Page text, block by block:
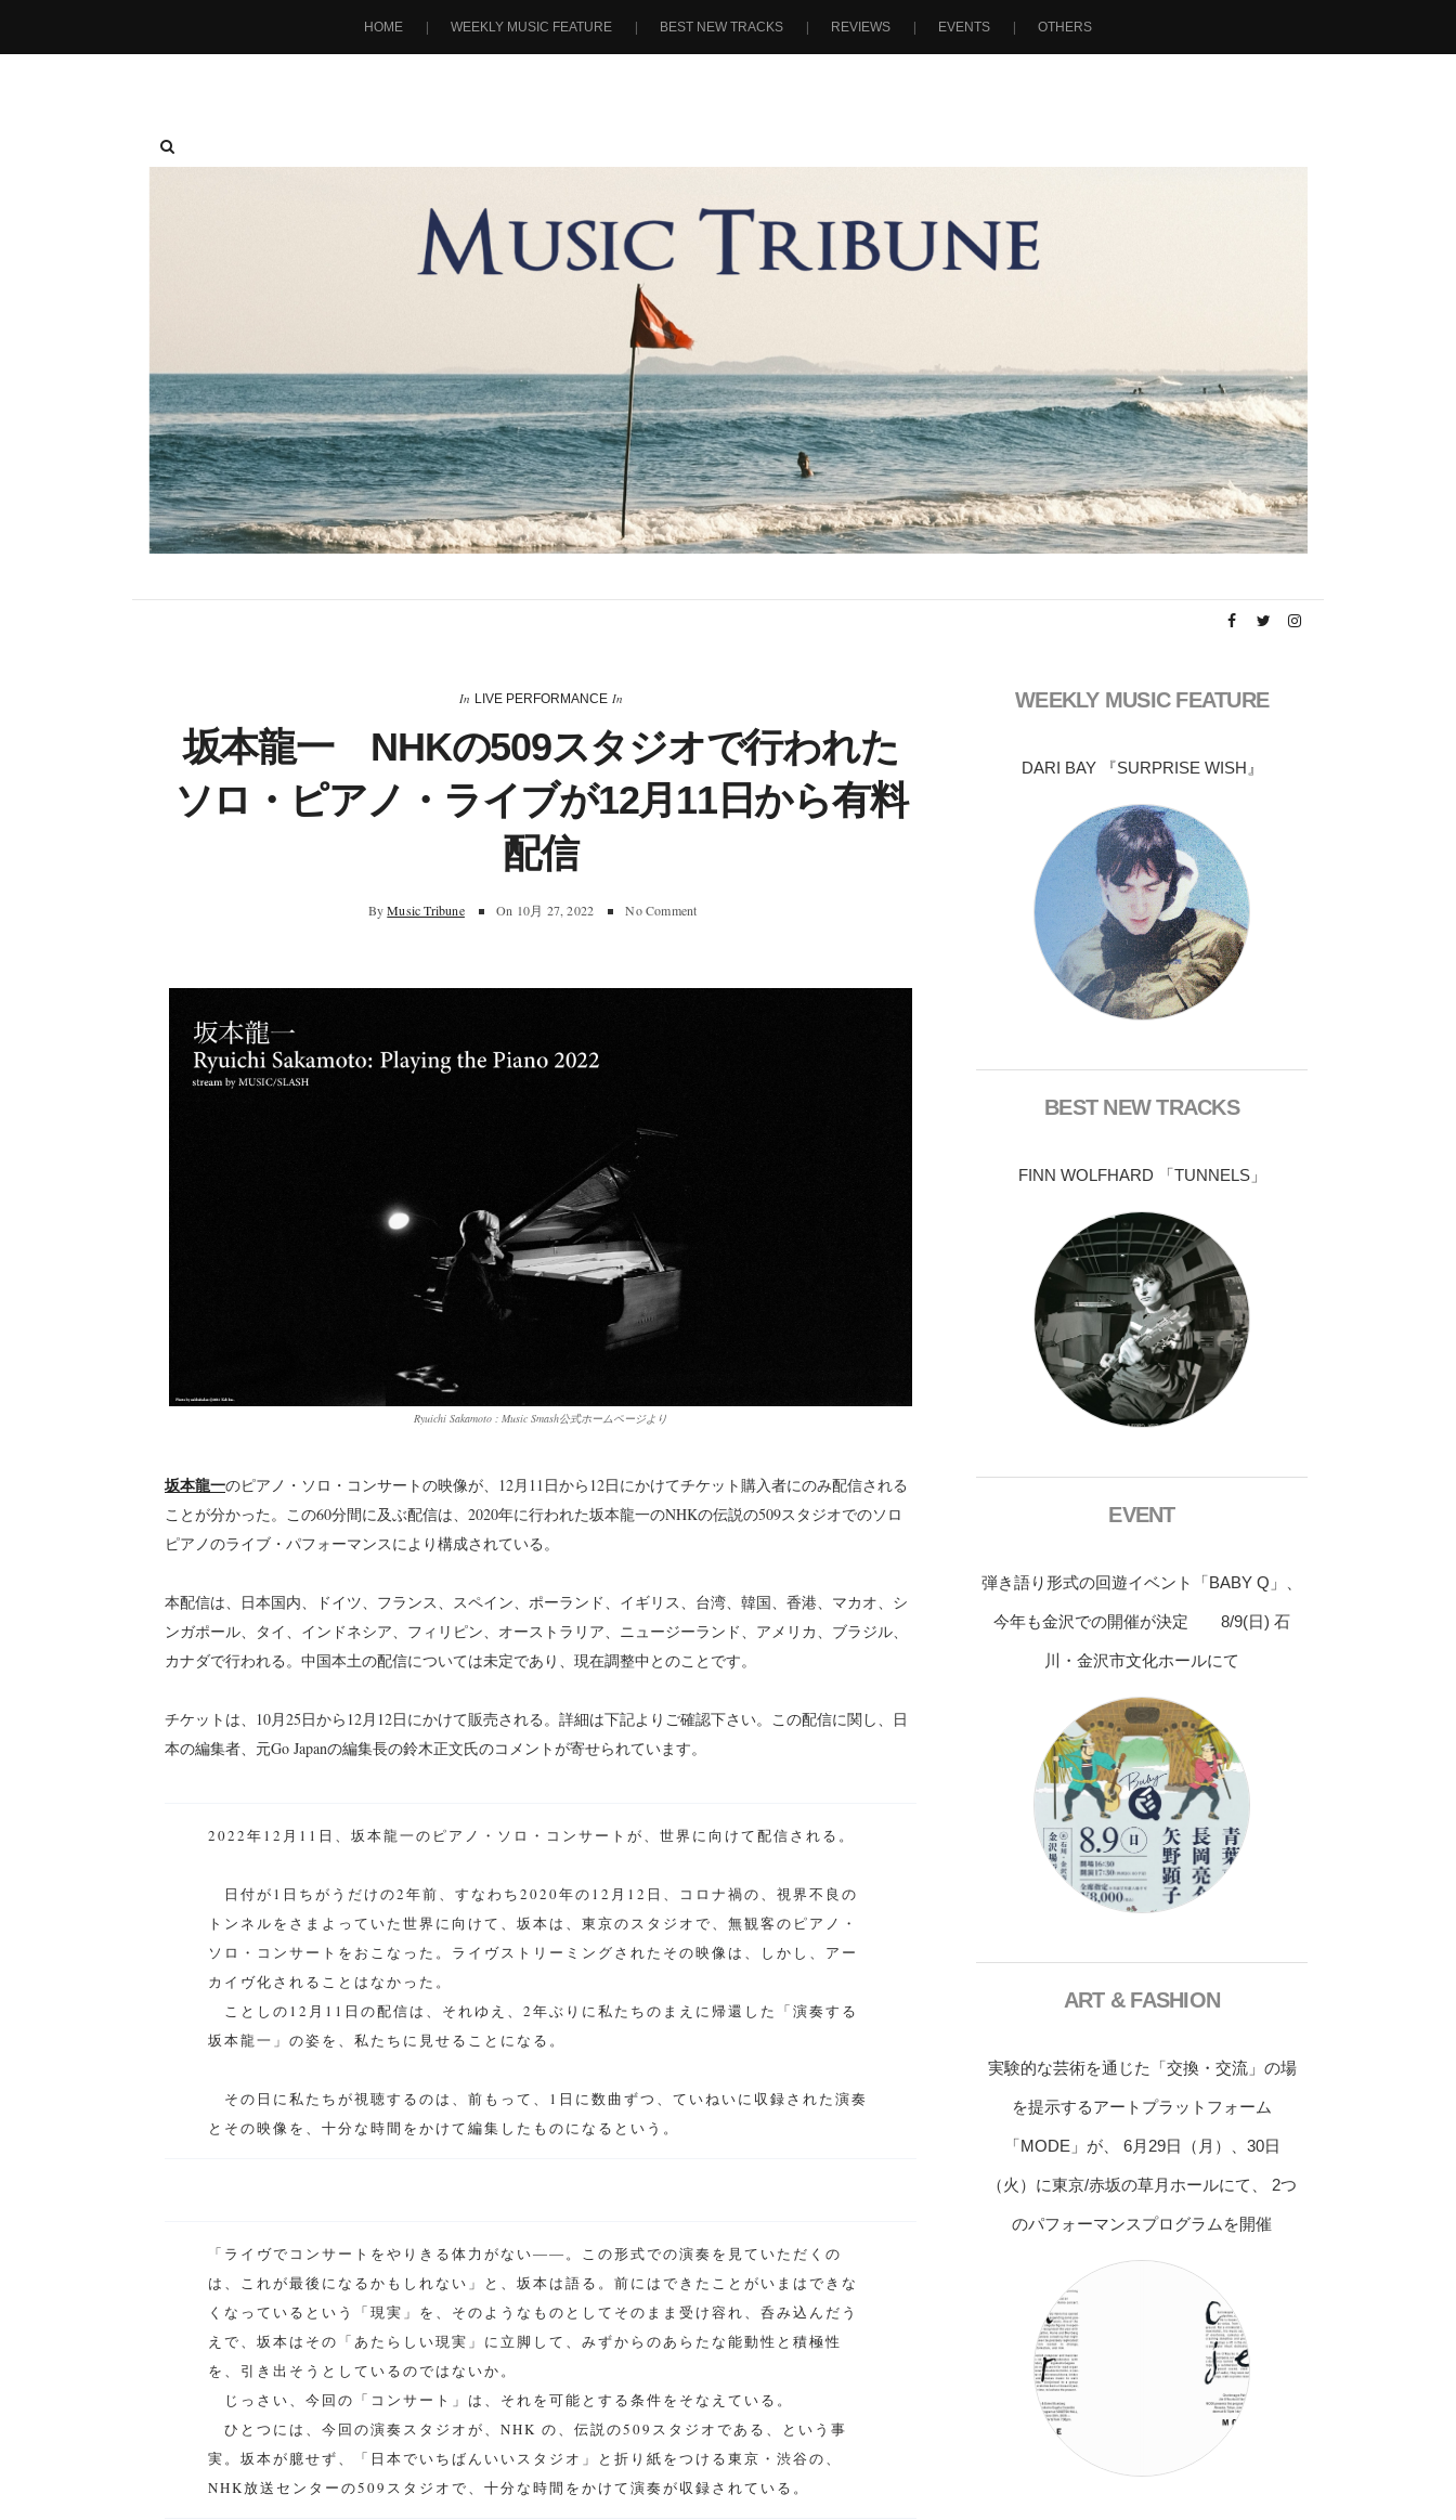
HOME WEEKLY MUSIC FEATURE BEST NEW TRACKS REVIEWS EVENTS OTHERS
In LIVE PERFORMANCE In
坂本龍一 NHKの509スタジオで行われた
ソロ・ピアノ・ライブが12月11日から有料
配信
By Music Tribune On 10月 27, 2022 No Comment
Ryuichi Sakamoto : Music Smash公式ホームページより
坂本龍一のピアノ・ソロ・コンサートの映像が、12月11日から12日にかけてチケット購入者にのみ配信される
ことが分かった。この60分間に及ぶ配信は、2020年に行われた坂本龍一のNHKの伝説の509スタジオでのソロ
ピアノのライブ・パフォーマンスにより構成されている。
本配信は、日本国内、ドイツ、フランス、スペイン、ポーランド、イギリス、台湾、韓国、香港、マカオ、シ
ンガポール、タイ、インドネシア、フィリピン、オーストラリア、ニュージーランド、アメリカ、ブラジル、
カナダで行われる。中国本土の配信については未定であり、現在調整中とのことです。
チケットは、10月25日から12月12日にかけて販売される。詳細は下記よりご確認下さい。この配信に関し、日
本の編集者、元Go Japanの編集長の鈴木正文氏のコメントが寄せられています。
2022年12月11日、坂本龍一のピアノ・ソロ・コンサートが、世界に向けて配信される。
日付が1日ちがうだけの2年前、すなわち2020年の12月12日、コロナ禍の、視界不良の
トンネルをさまよっていた世界に向けて、坂本は、東京のスタジオで、無観客のピアノ・
ソロ・コンサートをおこなった。ライヴストリーミングされたその映像は、しかし、アー
カイヴ化されることはなかった。
ことしの12月11日の配信は、それゆえ、2年ぶりに私たちのまえに帰還した「演奏する
坂本龍一」の姿を、私たちに見せることになる。
その日に私たちが視聴するのは、前もって、1日に数曲ずつ、ていねいに収録された演奏
とその映像を、十分な時間をかけて編集したものになるという。
「ライヴでコンサートをやりきる体力がない――。この形式での演奏を見ていただくの
は、これが最後になるかもしれない」と、坂本は語る。前にはできたことがいまはできな
くなっているという「現実」を、そのようなものとしてそのまま受け容れ、呑み込んだう
えで、坂本はその「あたらしい現実」に立脚して、みずからのあらたな能動性と積極性
を、引き出そうとしているのではないか。
じっさい、今回の「コンサート」は、それを可能とする条件をそなえている。
ひとつには、今回の演奏スタジオが、NHK の、伝説の509スタジオである、という事
実。坂本が臆せず、「日本でいちばんいいスタジオ」と折り紙をつける東京・渋谷の、
NHK放送センターの509スタジオで、十分な時間をかけて演奏が収録されている。
WEEKLY MUSIC FEATURE
DARI BAY 『SURPRISE WISH』
BEST NEW TRACKS
FINN WOLFHARD 「TUNNELS」
EVENT
弾き語り形式の回遊イベント「BABY Q」、
今年も金沢での開催が決定 8/9(日) 石
川・金沢市文化ホールにて
ART & FASHION
実験的な芸術を通じた「交換・交流」の場
を提示するアートプラットフォーム
「MODE」が、 6月29日（月）、30日
（火）に東京/赤坂の草月ホールにて、 2つ
のパフォーマンスプログラムを開催